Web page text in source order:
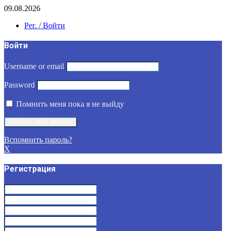
09.08.2026
Рег. / Войти
Войти
Username or email
Password
Помнить меня пока я не выйду
Вспомнить пароль?
X
Регистрация